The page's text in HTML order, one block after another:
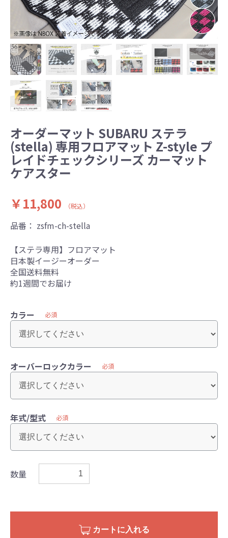
オーダーマット SUBARU ステラ
(stella) 専用フロアマット Z-style プ
レイドチェックシリーズ カーマット
ケアスター
￥11,800
（税込）
品番： zsfm-ch-stella
【ステラ専用】フロアマット
日本製イージーオーダー
全国送料無料
約1週間でお届け
カラー 必須
オーバーロックカラー 必須
年式/型式 必須
数量
カートに入れる